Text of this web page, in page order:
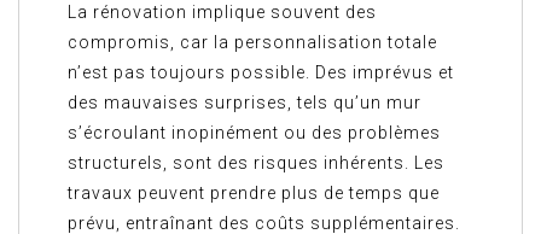
La rénovation implique souvent des
compromis, car la personnalisation totale
n’est pas toujours possible. Des imprévus et
des mauvaises surprises, tels qu’un mur
s’écroulant inopinément ou des problèmes
structurels, sont des risques inhérents. Les
travaux peuvent prendre plus de temps que
prévu, entraînant des coûts supplémentaires.